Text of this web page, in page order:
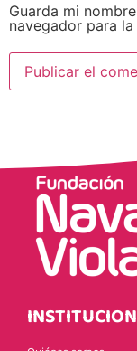
Guarda mi
navegador para